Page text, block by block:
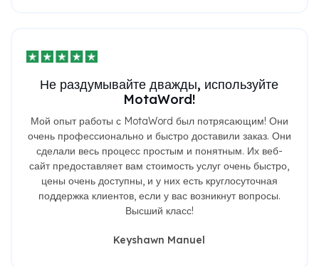
Не раздумывайте дважды, используйте
MotaWord!
Мой опыт работы с MotaWord был потрясающим! Они
очень профессионально и быстро доставили заказ. Они
сделали весь процесс простым и понятным. Их веб-
сайт предоставляет вам стоимость услуг очень быстро,
цены очень доступны, и у них есть круглосуточная
поддержка клиентов, если у вас возникнут вопросы.
Высший класс!
Keyshawn Manuel